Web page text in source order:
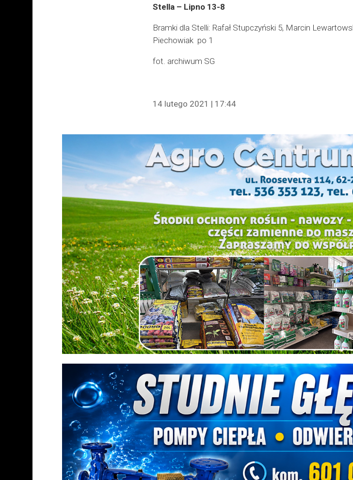
Stella – Lipno 13-8
Bramki dla Stelli: Rafał Stupczyński 5, Marcin
Piechowiak po 1
fot. archiwum SG
14 lutego 2021 | 17:44